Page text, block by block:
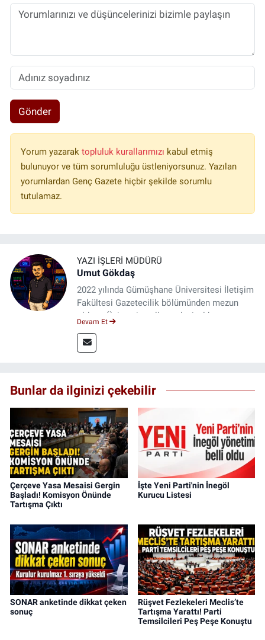
Gönder
Yorum yazarak topluluk kurallarımızı kabul etmiş
bulunuyor ve tüm sorumluluğu üstleniyorsunuz. Yazılan
yorumlardan Genç Gazete hiçbir şekilde sorumlu
tutulamaz.
YAZI İŞLERI MÜDÜRÜ
Umut Gökdaş
2022 yılında Gümüşhane Üniversitesi İletişim
Fakültesi Gazetecilik bölümünden mezun
oldum. Üniversite yıllarımda 4 yıl boyunca
saha deneyimi kazandım. 2023 yılından beri
Genç Gazete'de okurlarımıza haber
Devam Et
Bunlar da ilginizi çekebilir
Çerçeve Yasa Mesaisi Gergin
Başladı! Komisyon Önünde
Tartışma Çıktı
İşte Yeni Parti'nin İnegöl
Kurucu Listesi
SONAR anketinde dikkat çeken
sonuç
Rüşvet Fezlekeleri Meclis’te
Tartışma Yarattı! Parti
Temsilcileri Peş Peşe Konuştu